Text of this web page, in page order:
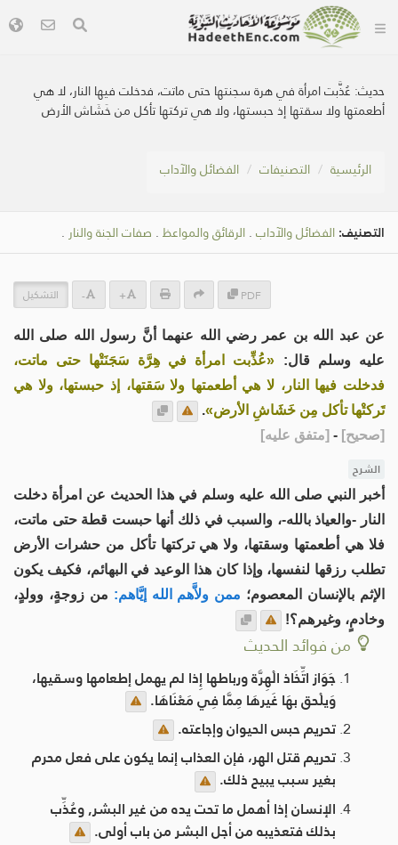
حديث: عُذَّبت امرأة في هرة سجنتها حتى ماتت، فدخلت فيها النار، لا هي
أطعمتها ولا سقتها إذ حبستها، ولا هي تركتها تأكل من خَشَاش الأرض
الرئيسية التصنيفات الفضائل والآداب
التصنيف: الفضائل والآداب . الرقائق والمواعظ . صفات الجنة والنار .
PDF
+
- التشكيل
عن عبد الله بن عمر رضي الله عنهما أنَّ رسول الله صلى الله
عليه وسلم قال: «عُذِّبت امرأة في هِرَّة سَجَنَتْها حتى ماتت،
فدخلت فيها النار، لا هي أطعمتها ولا سَقتها، إذ حبستها، ولا هي
تَركتْها تأكل مِن خَشَاشِ الأرض».
[صحيح]
-
[متفق عليه]
الشرح
أخبر النبي صلى الله عليه وسلم في هذا الحديث عن امرأة دخلت
النار -والعياذ بالله-، والسبب في ذلك أنها حبست قطة حتى ماتت،
فلا هي أطعمتها وسقتها، ولا هي تركتها تأكل من حشرات الأرض
تطلب رزقها لنفسها، وإذا كان هذا الوعيد في البهائم، فكيف يكون
الإثم بالإنسان المعصوم؛ ممن ولاَّهم الله إيَّاهم: من زوجةٍ، وولدٍ،
وخادمٍ، وغيرهم؟!
من فوائد الحديث
جَوَاز اتِّخَاذ الْهِرَّة ورباطها إِذا لم يهمل إطعامها وسقيها،
وَيلْحق بهَا غَيرهَا مِمَّا فِي مَعْنَاهَا.
تحريم حبس الحيوان وإجاعته.
تحريم قتل الهر، فإن العذاب إنما يكون على فعل محرم
بغير سبب يبيح ذلك.
الإنسان إذا أهمل ما تحت يده من غير البشر, وعُذِّب
بذلك فتعذيبه من أجل البشر من باب أولى.